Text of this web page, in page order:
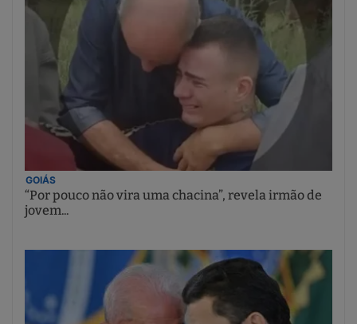
GOIÁS
“Por pouco não vira uma chacina”, revela irmão de
jovem...